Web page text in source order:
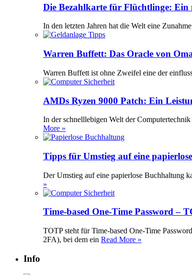
Die Bezahlkarte für Flüchtlinge: Ein
In den letzten Jahren hat die Welt eine
Warren Buffett: Das Oracle von
Warren Buffett ist ohne Zweifel eine der
AMDs Ryzen 9000 Patch: Ein
In der schnelllebigen Welt der
More »
Tipps für Umstieg auf eine
Der Umstieg auf eine papierlose Buchhaltung
»
Time-based One-Time Password –
TOTP steht für Time-based One-Time
2FA), bei dem ein Read More »
Info